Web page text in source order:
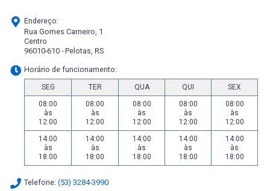
Endereço:
Rua Gomes Carneiro, 1
Centro
96010-610 - Pelotas, RS
Horário de funcionamento:
SEG TER QUA QUI
SEX
08:00
às
12:00
08:00
às
12:00
08:00
às
12:00
08:00
às
12:00
08:00
às
12:00
14:00
às
18:00
14:00
às
18:00
14:00
às
18:00
14:00
às
18:00
14:00
às
18:00
Telefone: (53) 3284-3990